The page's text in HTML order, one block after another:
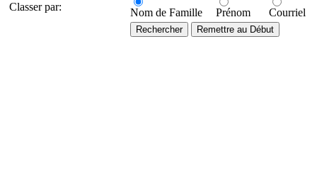
Classer par:
Nom de Famille Prénom Courriel